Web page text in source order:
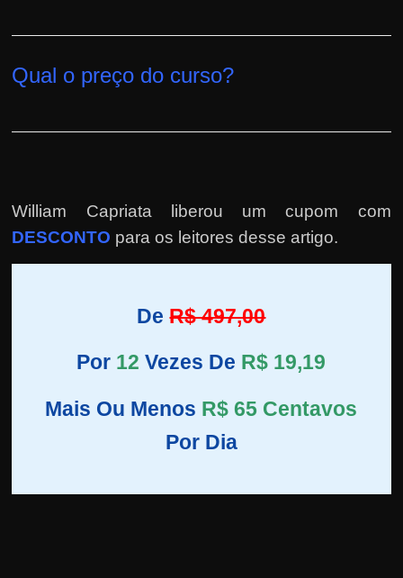
Qual o preço do curso?
William Capriata liberou um cupom com
DESCONTO para os leitores desse artigo.
DeR$ 497,00
Por 12 Vezes De R$ 19,19
Mais Ou Menos R$ 65 Centavos
Por Dia